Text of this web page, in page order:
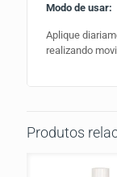
Modo de usar:
Aplique
realizando
Produtos